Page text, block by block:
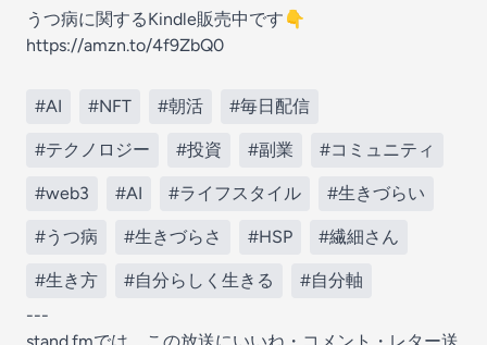
うつ病に関するKindle販売中です👇️
https://amzn.to/4f9ZbQ0
#AI #NFT #朝活 #毎日配信
#テクノロジー #投資 #副業 #コミュニティ
#web3 #AI #ライフスタイル #生きづらい
#うつ病 #生きづらさ #HSP #繊細さん
#生き方 #自分らしく生きる
#自分軸
---